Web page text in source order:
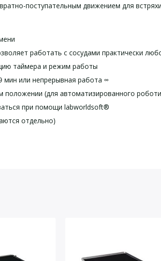
поступательным движением для
работать с сосудами практически
таймера и режим работы
мин или непрерывная работа ∞
(для автоматизированного
при помощи labworldsoft®
отдельно)